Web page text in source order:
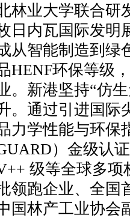
林业大学联合研
日内瓦国际发明
从智能制造到绿
HENF环保等级
。新港坚持“仿
。通过引进国际
力学性能与环保
）金级认
级等全球多项
领跑企业、全国
国林产工业协会